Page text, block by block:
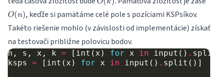
O(n), keďže si pamätáme celé pole s pozíciami KSPsíkov.
Takéto riešenie mohlo (v závislosti od implementácie) získať
na testovači približne polovicu bodov.
n , s , x , k = [ int ( x ) for x in input () . split
ksps
= [ int ( x ) for x in input () . split ()]